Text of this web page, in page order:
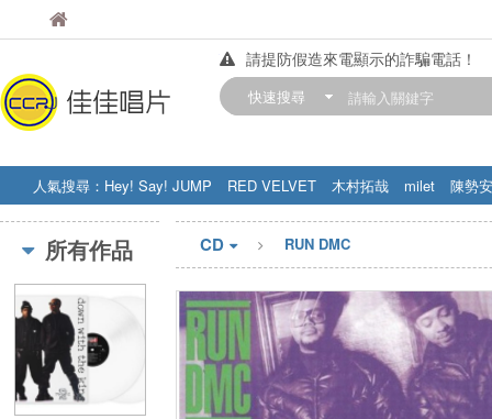
佳佳唱片
請提防假造來電顯示的詐騙電話！
【中華門市營業時間調整公告】
快速搜尋
人氣搜尋： Hey! Say! JUMP RED VELVET 木村拓哉 milet
陳勢安
STRAY KIDS
盧廣仲 周杰伦
所有作品 CD RUN DMC